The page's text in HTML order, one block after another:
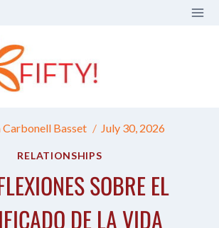
Basset July 30, 2026
RELATIONSHIPS
SOBRE EL
DE LA VIDA